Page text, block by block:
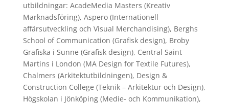
utbildningar: AcadeMedia Masters (Kreativ
Marknadsföring), Aspero (Internationell
affärsutveckling och Visual Merchandising), Berghs
School of Communication (Grafisk design), Broby
Grafiska i Sunne (Grafisk design), Central Saint
Martins i London (MA Design for Textile Futures),
Chalmers (Arkitektutbildningen), Design &
Construction College (Teknik – Arkitektur och Design),
Högskolan i Jönköping (Medie- och Kommunikation),